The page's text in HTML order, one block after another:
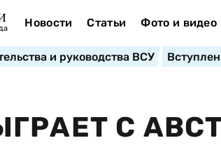
Новости Статьи Фото и видео
и руководства ВСУ
С